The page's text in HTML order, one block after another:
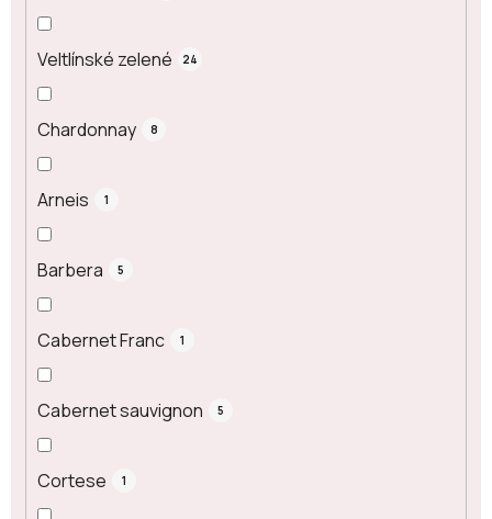
Veltlínské zelené 24
Chardonnay 8
Arneis 1
Barbera 5
Cabernet Franc 1
Cabernet sauvignon 5
Cortese 1